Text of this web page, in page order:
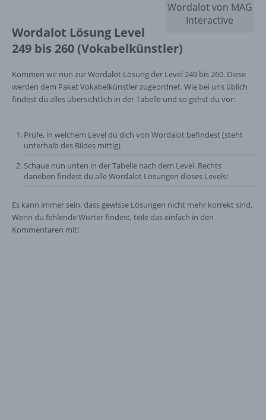
Wordalot von MAG
Interactive
Wordalot Lösung Level
249 bis 260 (Vokabelkünstler)
Kommen wir nun zur Wordalot Lösung der Level 249 bis 260. Diese
werden dem Paket Vokabelkünstler zugeordnet. Wie bei uns üblich
findest du alles übersichtlich in der Tabelle und so gehst du vor:
Prüfe, in welchem Level du dich von Wordalot befindest (steht
unterhalb des Bildes mittig)
Schaue nun unten in der Tabelle nach dem Level. Rechts
daneben findest du alle Wordalot Lösungen dieses Levels!
Es kann immer sein, dass gewisse Lösungen nicht mehr korrekt sind.
Wenn du fehlende Wörter findest, teile das einfach in den
Kommentaren mit!